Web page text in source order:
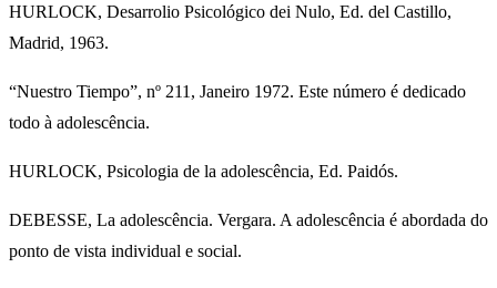
HURLOCK, Desarrolio Psicológico dei Nulo, Ed. del Castillo,
Madrid, 1963.
“Nuestro Tiempo”, nº 211, Janeiro 1972. Este número é dedicado
todo à adolescência.
HURLOCK, Psicologia de la adolescência, Ed. Paidós.
DEBESSE, La adolescência. Vergara. A adolescência é abordada do
ponto de vista individual e social.